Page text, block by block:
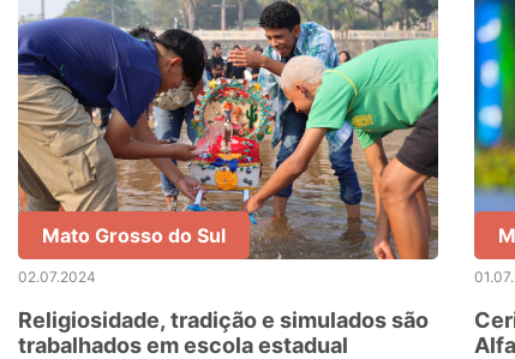
Mato Grosso do Sul
02.07.2024
Religiosidade, tradição e simulados são
trabalhados em escola estadual